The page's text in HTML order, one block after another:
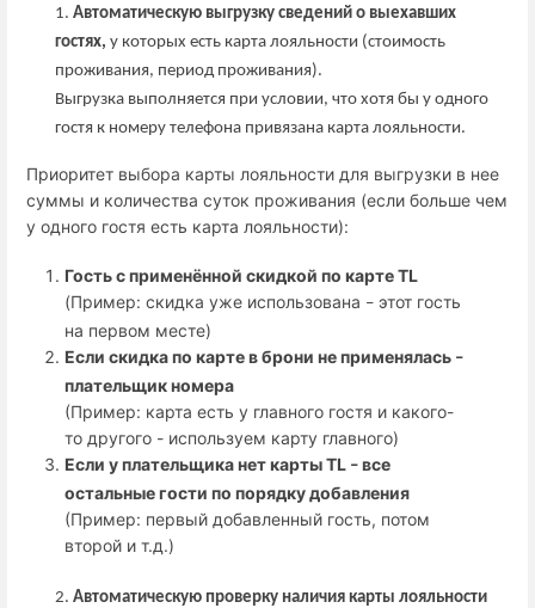
1. Автоматическую выгрузку сведений о выехавших
гостях, у которых есть карта лояльности (стоимость
проживания, период проживания).
Выгрузка выполняется при условии, что хотя бы у одного
гостя к номеру телефона привязана карта лояльности.
Приоритет выбора карты лояльности для выгрузки в нее
суммы и количества суток проживания (если больше чем
у одного гостя есть карта лояльности):
Гость с применённой скидкой по карте TL
(Пример: скидка уже использована – этот гость
на первом месте)
Если скидка по карте в брони не применялась –
плательщик номера
(Пример: карта есть у главного гостя и какого-
то другого - используем карту главного)
Если у плательщика нет карты TL – все
остальные гости по порядку добавления
(Пример: первый добавленный гость, потом
второй и т.д.)
2. Автоматическую проверку наличия карты лояльности